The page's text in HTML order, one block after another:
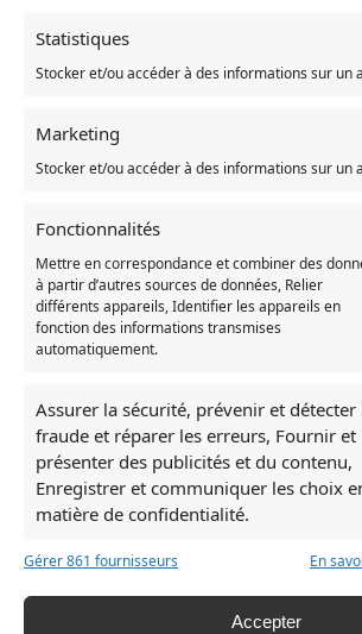
Statistiques
Stocker et/ou accéder à des informations sur un
Marketing
Stocker et/ou accéder à des informations sur un
Fonctionnalités
Mettre en correspondance et combiner des
à partir d’autres sources de données, Relier
différents appareils, Identifier les appareils en
fonction des informations transmises
automatiquement.
Assurer la sécurité, prévenir et détecter
fraude et réparer les erreurs, Fournir et
présenter des publicités et du contenu,
Enregistrer et communiquer les choix
matière de confidentialité.
Gérer 861 fournisseurs En
Accepter
Poster Porco Rosso Hydravion
Atterrissant
Lire la suite
et Porco
Rupture de stock
Poster Porco Rosso Éffrayé
18,31€–28,25€
Choix des options
Poster